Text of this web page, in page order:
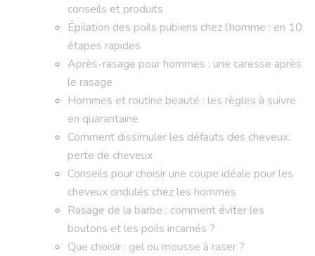
conseils et produits
Épilation des poils pubiens chez l’homme : en 10
étapes rapides
Après-rasage pour hommes : une caresse après
le rasage
Hommes et routine beauté : les règles à suivre
en quarantaine
Comment dissimuler les défauts des cheveux:
perte de cheveux
Conseils pour choisir une coupe idéale pour les
cheveux ondulés chez les hommes
Rasage de la barbe : comment éviter les
boutons et les poils incarnés ?
Que choisir : gel ou mousse à raser ?